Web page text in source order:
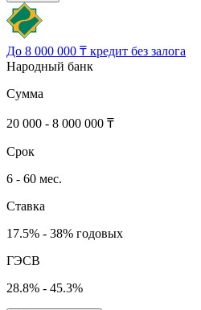
До 8 000 000 ₸ кредит без залога
Народный банк
Сумма
20 000 - 8 000 000 ₸
Срок
6 - 60 мес.
Ставка
17.5% - 38% годовых
ГЭСВ
28.8% - 45.3%